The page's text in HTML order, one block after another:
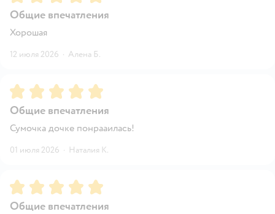
Общие впечатления
Хорошая
12 июля 2026 · Алена Б.
Рейтинг:5
Общие впечатления
Сумочка дочке понрааилась!
01 июля 2026 · Наталия К.
Рейтинг:5
Общие впечатления